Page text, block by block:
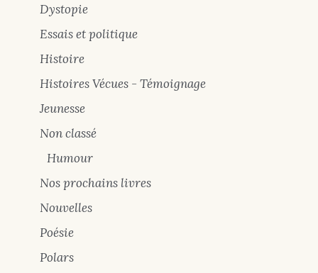
Dystopie
Essais et politique
Histoire
Histoires Vécues - Témoignage
Jeunesse
Non classé
Humour
Nos prochains livres
Nouvelles
Poésie
Polars